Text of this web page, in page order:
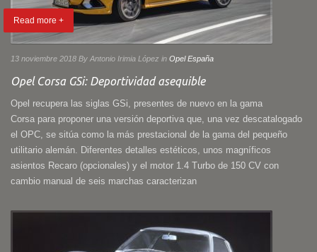
Read more +
13 noviembre 2018 By Antonio Irimia López in Opel España
Opel Corsa GSi: Deportividad asequible
Opel recupera las siglas GSi, presentes de nuevo en la gama
Corsa para proponer una versión deportiva que, una vez descatalogado
el OPC, se sitúa como la más prestacional de la gama del pequeño
utilitario alemán. Diferentes detalles estéticos, unos magníficos
asientos Recaro (opcionales) y el motor 1.4 Turbo de 150 CV con
cambio manual de seis marchas caracterizan